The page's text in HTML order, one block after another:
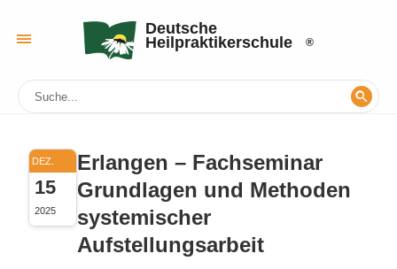
Deutsche
Heilpraktikerschule
DEZ.
15
2025
Erlangen – Fachseminar
Grundlagen und Methoden
systemischer
Aufstellungsarbeit